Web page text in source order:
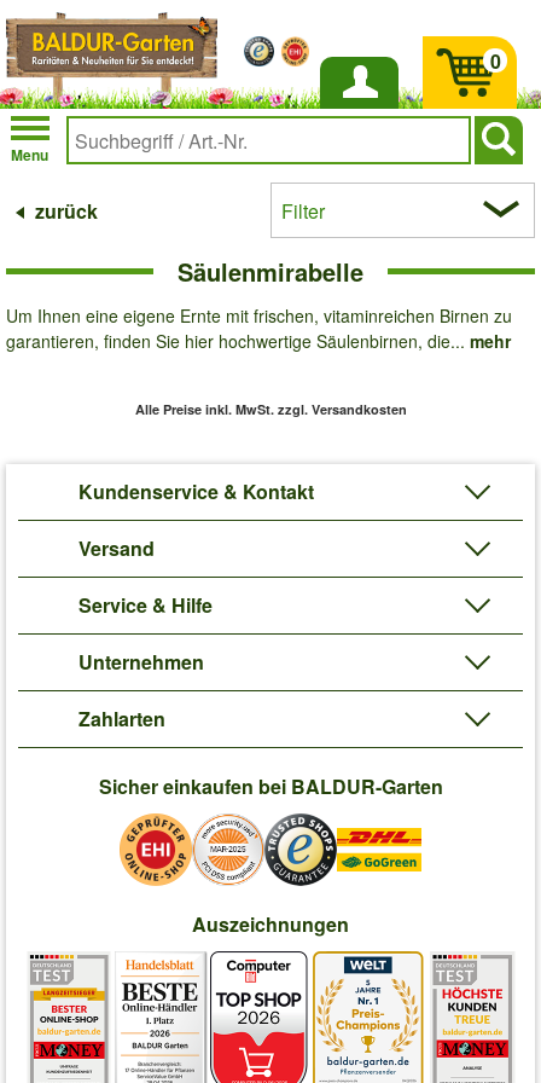
Anmelden
Menu
0
zurück Filter
Säulenmirabelle
Um Ihnen eine eigene Ernte mit frischen, vitaminreichen Birnen zu
garantieren, finden Sie hier hochwertige Säulenbirnen, die... mehr
Alle Preise inkl. MwSt. zzgl. Versandkosten
Kundenservice & Kontakt
Versand
Service & Hilfe
Unternehmen
Zahlarten
Sicher einkaufen bei BALDUR-Garten
Auszeichnungen